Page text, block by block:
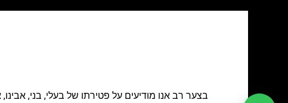
בצער רב אנו מודיעים על פטירתו של בעלי, בני, אבינו,